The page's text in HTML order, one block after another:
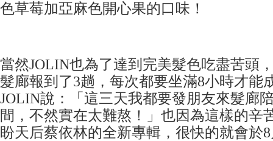
色草莓加亞麻色開心果的口味！
當然JOLIN也為了達到完美髮色吃盡苦頭
髮廊報到了3趟，每次都要坐滿8小時才能
JOLIN說：「這三天我都要發朋友來髮廊
間，不然實在太難熬！」也因為這樣的辛
盼天后蔡依林的全新專輯，很快的就會於